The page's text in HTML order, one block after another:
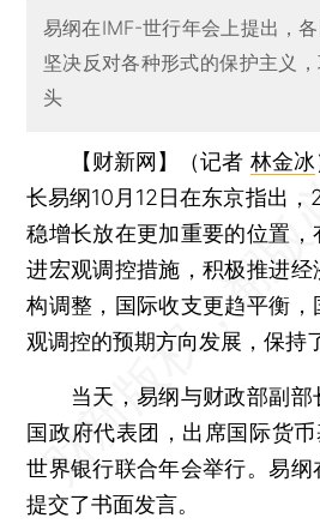
易纲在IMF-世行年会上提出，
坚决反对各种形式的保护主义
头
【财新网】（记者 林金冰
长易纲10月12日在东京指出
稳增长放在更加重要的位置
进宏观调控措施，积极推进
构调整，国际收支更趋平衡
观调控的预期方向发展，保持
当天，易纲与财政部副部
国政府代表团，出席国际货
世界银行联合年会举行。易
提交了书面发言。